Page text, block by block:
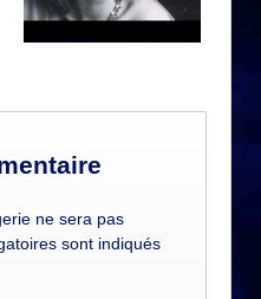
ne sera pas
sont indiqués